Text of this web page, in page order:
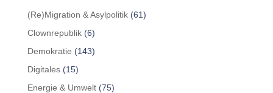
(Re)Migration & Asylpolitik(61)
Clownrepublik(6)
Demokratie (143)
Digitales(15)
Energie & Umwelt(75)